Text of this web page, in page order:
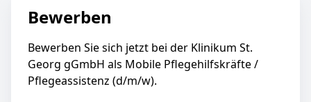
Bewerben
Bewerben Sie sich jetzt bei der Klinikum St.
Georg gGmbH als Mobile Pflegehilfskräfte /
Pflegeassistenz (d/m/w).